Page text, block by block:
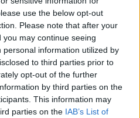
use the below opt-out
Please note that after your
may continue seeing
information utilized by
to third parties prior to
opt-out of the further
by third parties on the
This information may
parties on the IAB’s List of